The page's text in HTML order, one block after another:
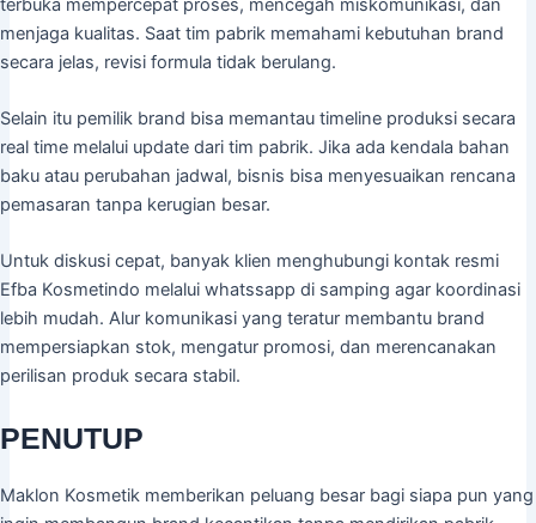
menjaga kualitas. Saat tim pabrik memahami kebutuhan brand
secara jelas, revisi formula tidak berulang.
Selain itu pemilik brand bisa memantau timeline produksi secara
real time melalui update dari tim pabrik. Jika ada kendala bahan
baku atau perubahan jadwal, bisnis bisa menyesuaikan rencana
pemasaran tanpa kerugian besar.
Untuk diskusi cepat, banyak klien menghubungi kontak resmi
Efba Kosmetindo melalui whatssapp di samping agar koordinasi
lebih mudah. Alur komunikasi yang teratur membantu brand
mempersiapkan stok, mengatur promosi, dan merencanakan
perilisan produk secara stabil.
PENUTUP
Maklon Kosmetik memberikan peluang besar bagi siapa pun yang